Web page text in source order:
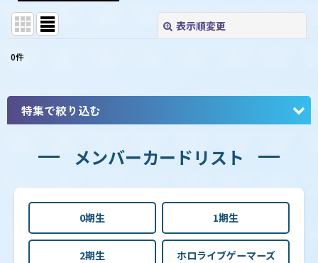
表示順変更
表示数
並び順:
0件
特集で絞り込む
【hBP07】ブースターパック「ディーヴァフィーバ
メンバーカードリスト
0期生 1期生
2期生 ホロライブゲーマーズ